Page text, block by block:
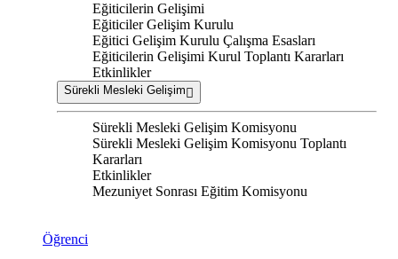
Eğiticilerin Gelişimi
Eğiticiler Gelişim Kurulu
Eğitici Gelişim Kurulu Çalışma Esasları
Eğiticilerin Gelişimi Kurul Toplantı Kararları
Etkinlikler
Sürekli Mesleki Gelişim
Sürekli Mesleki Gelişim Komisyonu
Sürekli Mesleki Gelişim Komisyonu Toplantı
Kararları
Etkinlikler
Mezuniyet Sonrası Eğitim Komisyonu
Öğrenci